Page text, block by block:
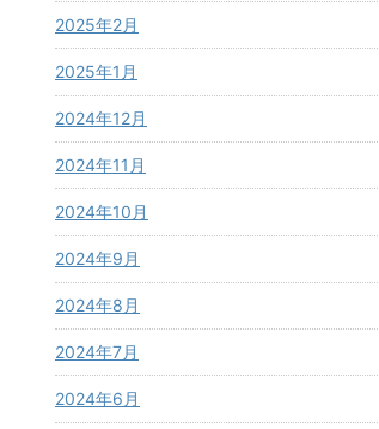
2025年2月
2025年1月
2024年12月
2024年11月
2024年10月
2024年9月
2024年8月
2024年7月
2024年6月